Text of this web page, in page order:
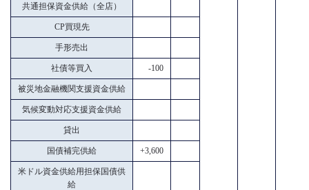
共通担保資金供給（全店）
CP買現先
手形売出
社債等買入 -100
被災地金融機関支援資金供給
気候変動対応支援資金供給
貸出
国債補完供給 +3,600
米ドル資金供給用担保国債供
給